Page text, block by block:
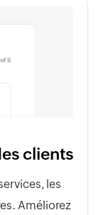
clients
les
Améliorez